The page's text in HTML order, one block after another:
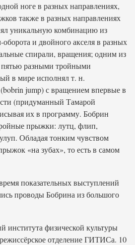
ноге в разных направлениях,
также в разных направлениях
уникальную комбинацию из
и двойного акселя в разных
спирали, вращения; одним из
разными тройными
в мире исполнял т. н.
jump) с вращением впервые в
(придуманный Тамарой
их в программу. Бобрин
прыжки: лутц, флип,
Обладая тонким чувством
«на зубах», то есть в самом
показательных выступлений
проводы Бобрина из большого
института физической культуры
отделение ГИТИСа. 10